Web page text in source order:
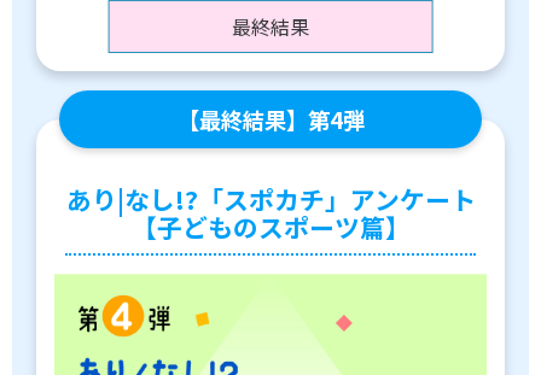
最終結果
【最終結果】第4弾
あり|なし!?「スポカチ」アンケート
【子どものスポーツ篇】